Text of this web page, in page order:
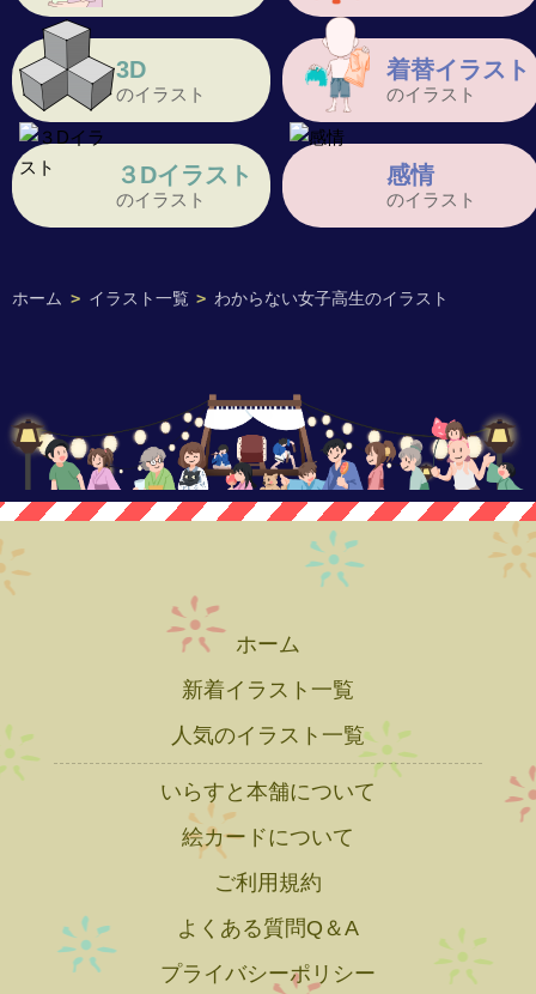
ホーム > イラスト一覧 > わからない女子高生のイラスト
3D
のイラスト
着替イラスト
のイラスト
３Dイラスト
のイラスト
感情
のイラスト
ホーム
新着イラスト一覧
人気のイラスト一覧
いらすと本舗について
絵カードについて
ご利用規約
よくある質問Q＆A
プライバシーポリシー